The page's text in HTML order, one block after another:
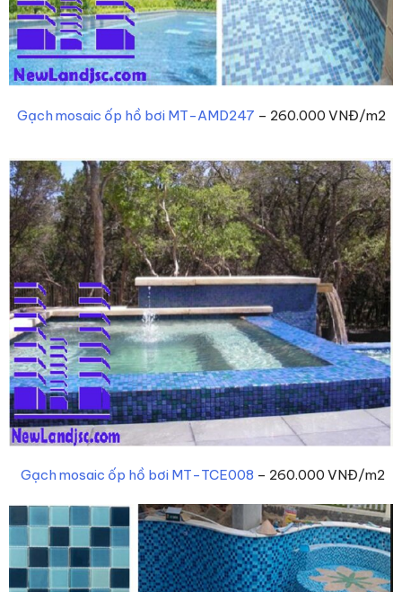
Gạch mosaic ốp hồ bơi MT-AMD247 – 260.000 VNĐ/m2
Gạch mosaic ốp hồ bơi MT-TCE008 – 260.000 VNĐ/m2